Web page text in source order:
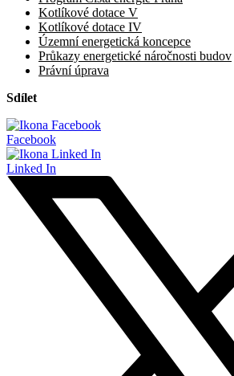
Kotlíkové dotace V
Kotlíkové dotace IV
Územní energetická koncepce
Průkazy energetické náročnosti budov
Právní úprava
Sdílet
Facebook
Linked In